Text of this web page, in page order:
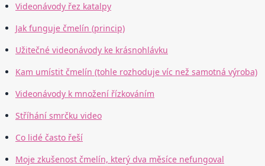
Videonávody řez katalpy
Jak funguje čmelín (princip)
Užitečné videonávody ke krásnohlávku
Kam umístit čmelín (tohle rozhoduje víc než samotná výroba)
Videonávody k množení řízkováním
Stříhání smrčku video
Co lidé často řeší
Moje zkušenost čmelín, který dva měsíce nefungoval